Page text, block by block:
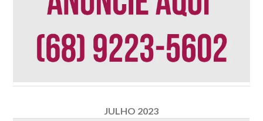
JULHO 2023